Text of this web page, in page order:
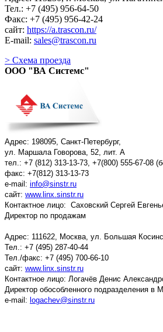
Тел.: +7 (495) 956-64-50
Факс: +7 (495) 956-42-24
сайт: https://a.trascon.ru/
E-mail: sales@trascon.ru
> Схема проезда
ООО "ВА Системс"
Адрес: 198095, Санкт-Петербург,
ул. Маршала Говорова, 52, лит. А
тел.: +7 (812) 313-13-73, +7(800) 555-67-08
факс: +7(812) 313-13-73
e-mail: info@sinstr.ru
сайт: www.linx.sinstr.ru
Контактное лицо: Саховский Сергей
Директор по продажам
Адрес: 111622, Москва, ул. Большая
Тел.: +7 (495) 287-40-44
Тел./факс: +7 (495) 700-66-10
сайт: www.linx.sinstr.ru
Контактное лицо: Логачёв Денис
Директор обособленного подразделения в
e-mail: logachev@sinstr.ru